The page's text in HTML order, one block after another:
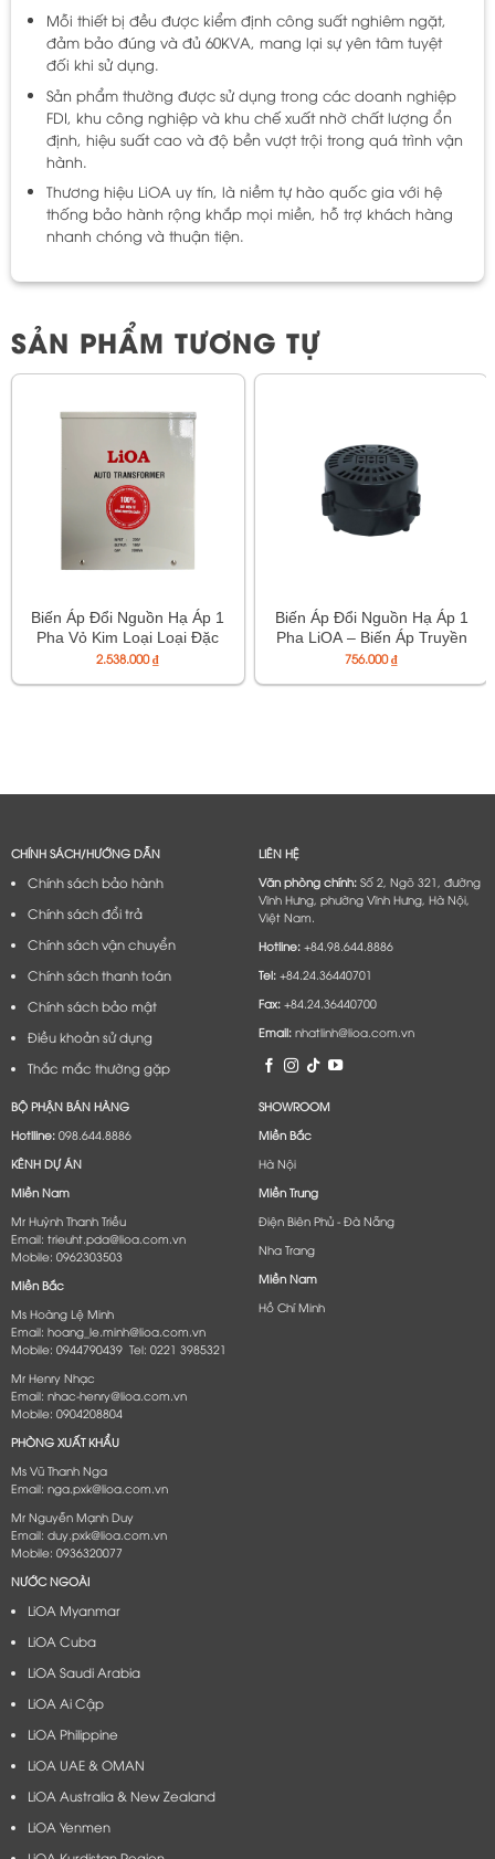
Mỗi thiết bị đều được kiểm định công suất nghiêm ngặt,
đảm bảo đúng và đủ 60KVA, mang lại sự yên tâm tuyệt
đối khi sử dụng.
Sản phẩm thường được sử dụng trong các doanh nghiệp
FDI, khu công nghiệp và khu chế xuất nhờ chất lượng ổn
định, hiệu suất cao và độ bền vượt trội trong quá trình vận
hành.
Thương hiệu LiOA uy tín, là niềm tự hào quốc gia với hệ
thống bảo hành rộng khắp mọi miền, hỗ trợ khách hàng
nhanh chóng và thuận tiện.
SẢN PHẨM TƯƠNG TỰ
Biến Áp Đổi Nguồn Hạ Áp 1
Pha Vỏ Kim Loại Loại Đặc
Biệt – Mã DN020K2
2.538.000₫
Biến Áp Đổi Nguồn Hạ Áp 1
Pha LiOA – Biến Áp Truyền
Thống Loại Phổ Thông –
756.000₫
CHÍNH SÁCH/HƯỚNG DẪN
Chính sách bảo hành
Chính sách đổi trả
Chính sách vận chuyển
Chính sách thanh toán
Chính sách bảo mật
Điều khoản sử dụng
Thắc mắc thường gặp
LIÊN HỆ
Văn phòng chính:Số 2, Ngõ 321, đường
Vĩnh Hưng, phường Vĩnh Hưng, Hà Nội,
Việt Nam.
Hotline:+84.98.644.8886
Tel:+84.24.36440701
Fax:+84.24.36440700
Email:nhatlinh@lioa.com.vn
BỘ PHẬN BÁN HÀNG
Hotlline:098.644.8886
KÊNH DỰ ÁN
Miền Nam
Mr Huỳnh Thanh Triều
Email: trieuht.pda@lioa.com.vn
Mobile: 0962303503
Miền Bắc
Ms Hoàng Lệ Minh
Email: hoang_le.minh@lioa.com.vn
Mobile: 0944790439 Tel: 0221 3985321
Mr Henry Nhạc
Email: nhac-henry@lioa.com.vn
Mobile: 0904208804
PHÒNG XUẤT KHẨU
Ms Vũ Thanh Nga
Email: nga.pxk@lioa.com.vn
Mr Nguyễn Mạnh Duy
Email: duy.pxk@lioa.com.vn
Mobile: 0936320077
SHOWROOM
Miền Bắc
Hà Nội
Miền Trung
Điện Biên Phủ - Đà Nẵng​
Nha Trang
Miền Nam
Hồ Chí Minh
NƯỚC NGOÀI
LiOA Myanmar
LiOA Cuba
LiOA Saudi Arabia
LiOA Ai Cập
LiOA Philippine
LiOA UAE & OMAN
LiOA Australia & New Zealand
LiOA Yenmen